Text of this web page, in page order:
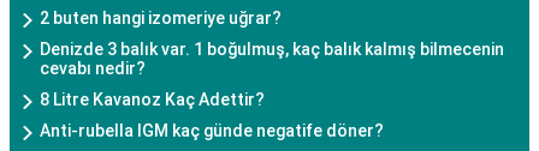
2 buten hangi izomeriye uğrar?
Denizde 3 balık var. 1 boğulmuş, kaç balık kalmış bilmecenin
cevabı nedir?
8 Litre Kavanoz Kaç Adettir?
Anti-rubella IGM kaç günde negatife döner?